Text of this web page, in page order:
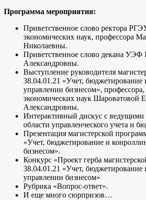
Программа мероприятия:
Приветственное слово ректора
экономических наук, профессора
Николаевны.
Приветственное слово декана
Александровны.
Выступление руководителя
38.04.01.21 «Учет, бюджетирование
управлении бизнесом», профессора,
экономических наук Шароватовой
Александровны.
Интерактивный дискус с ведущими
области управленческого учета и
Презентация магистерской
«Учет, бюджетирование и
бизнесом».
Конкурс «Проект герба
38.04.01.21 «Учет, бюджетирование
управлении бизнесом»
Рубрика «Вопрос-ответ».
И еще много сюрпризов…